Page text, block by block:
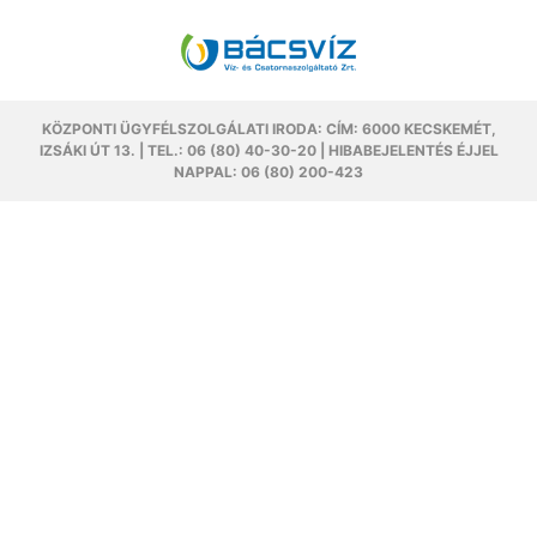
KÖZPONTI ÜGYFÉLSZOLGÁLATI IRODA: CÍM: 6000 KECSKEMÉT,
IZSÁKI ÚT 13. | TEL.: 06 (80) 40-30-20 | HIBABEJELENTÉS ÉJJEL
NAPPAL: 06 (80) 200-423